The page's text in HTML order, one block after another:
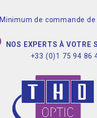
Minimum de commande de
NOS EXPERTS À VOTRE
+33 (0)1 75 94 86